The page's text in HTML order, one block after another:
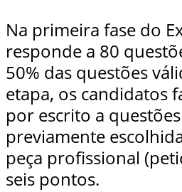
Na primeira fase do
responde a 80
50% das questões
etapa, os candidatos
por escrito a
previamente
peça profissional
seis pontos.